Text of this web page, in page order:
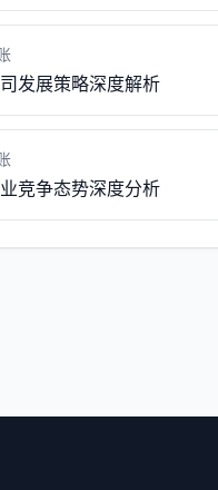
发展策略深度解析
竞争态势深度分析